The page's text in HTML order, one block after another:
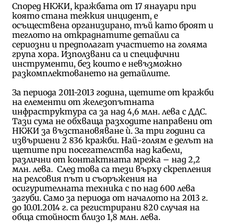
Според НКЖИ, кражбата от 17 янауари при
която стана тежкия инцидент, е
осъществена организирано, тъй като броят и
теглото на откраднатите детайли са
сериозни и предполагат участието на голяма
група хора. Използвани са и специфични
инструменти, без които е невъзможно
разкомплектоването на детайлите.
За периода 2011-2013 година, щетите от кражби
на елементи от железопътната
инфраструктура са за над 4,6 млн. лева с ДДС.
Тази сума не обхваща разходите направени от
НКЖИ за възстановяване ѝ. За три години са
извършени 2 836 кражби. Най-голям е делът на
щетите при посегателства над кабели,
различни от контактната мрежа – над 2,2
млн. лева. След това са тези върху скрепления
на релсовия път и съоръжения на
осигурителната техника с по над 600 лева
загуби. Само за периода от началото на 2013 г.
до 10.01.2014 г. са регистрирани 820 случая на
обща стойност близо 1,8 млн. лева.